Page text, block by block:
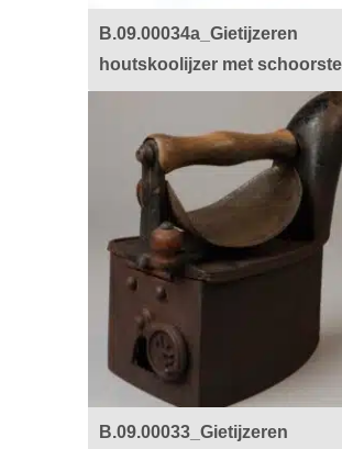
B.09.00034a_Gietijzeren
houtskoolijzer met
B.09.00033_Gietijzeren